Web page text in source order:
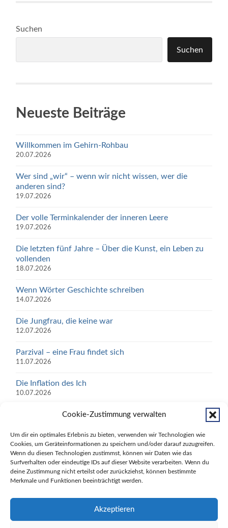
Cookie-Zustimmung verwalten
Um dir ein optimales Erlebnis zu bieten, verwenden wir Technologien wie
Cookies, um Geräteinformationen zu speichern und/oder darauf zuzugreifen.
Wenn du diesen Technologien zustimmst, können wir Daten wie das
Surfverhalten oder eindeutige IDs auf dieser Website verarbeiten. Wenn du
deine Zustimmung nicht erteilst oder zurückziehst, können bestimmte
Merkmale und Funktionen beeinträchtigt werden.
Akzeptieren
Suchen
Suchen
Neueste Beiträge
Willkommen im Gehirn-Rohbau
20.07.2026
Wer sind „wir“ – wenn wir nicht wissen, wer die
anderen sind?
19.07.2026
Der volle Terminkalender der inneren Leere
19.07.2026
Die letzten fünf Jahre – Über die Kunst, ein Leben zu
vollenden
18.07.2026
Wenn Wörter Geschichte schreiben
14.07.2026
Die Jungfrau, die keine war
12.07.2026
Parzival – eine Frau findet sich
11.07.2026
Die Inflation des Ich
10.07.2026
SCHWEIG NICHT, WÄHLE!
Zwischen Reiz und Reaktion liegt ein Raum – und in
diesem Raum bist du frei
30.06.2026
Psycho Med News auf Facebook